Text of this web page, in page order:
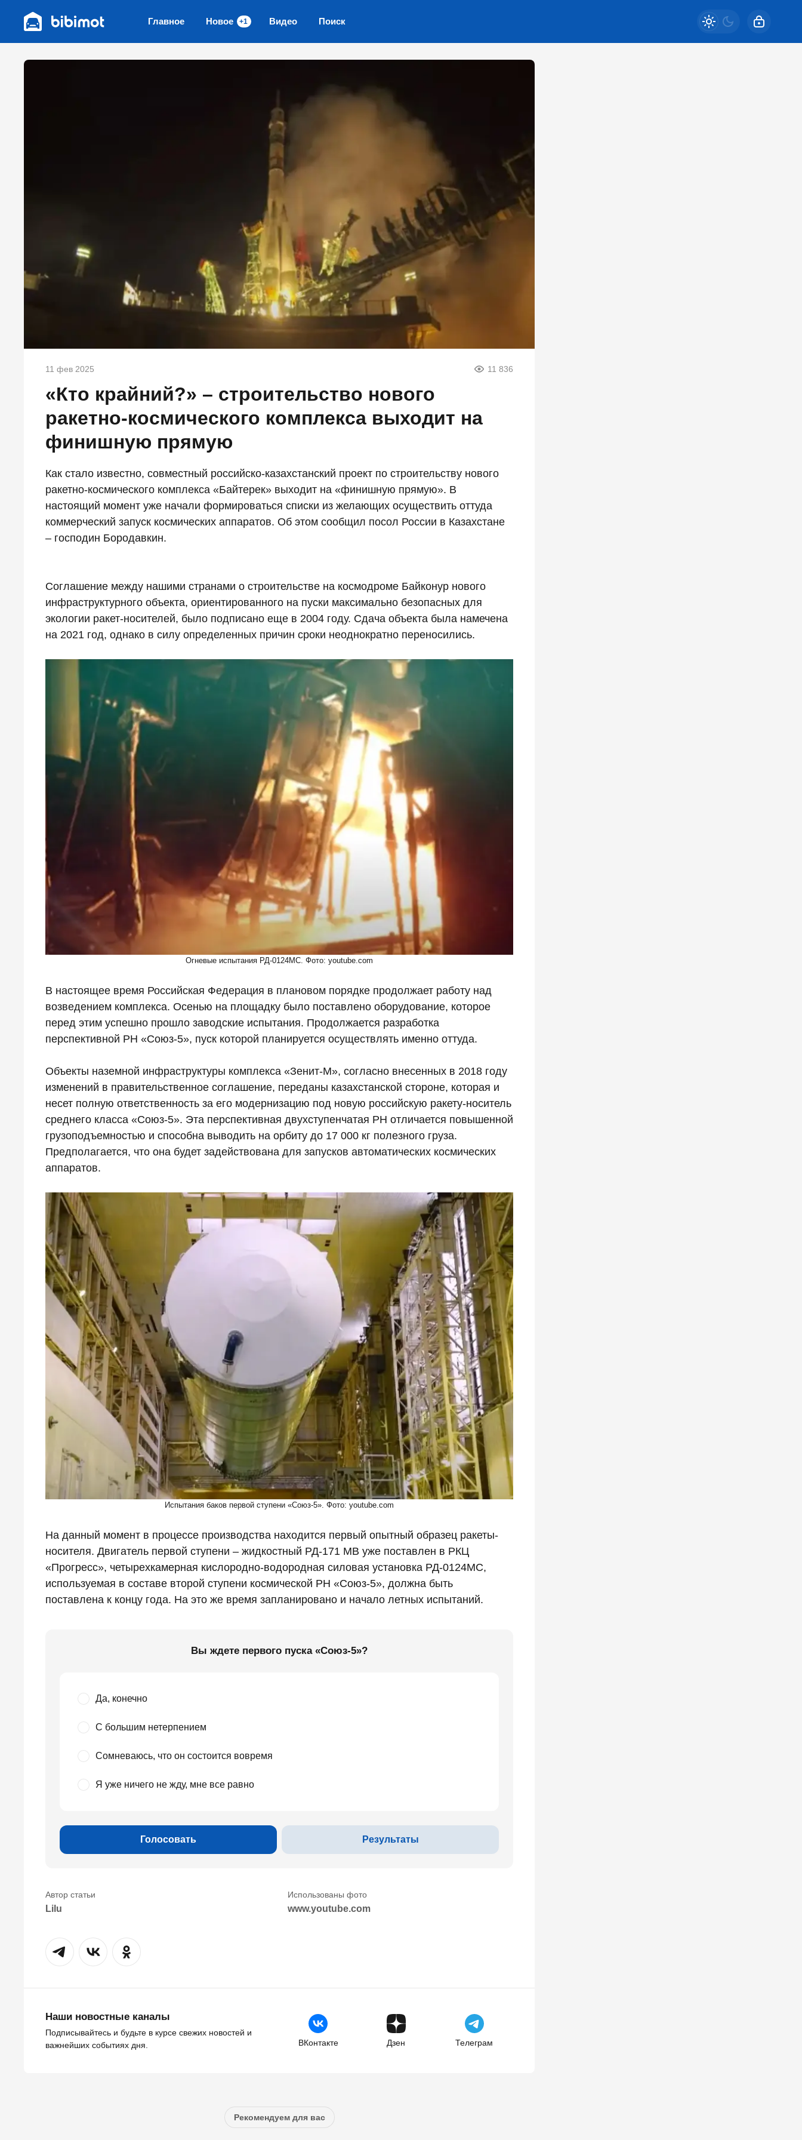
Главное Новое +1 Видео Поиск
11 фев 2025 11 836
«Кто крайний?» – строительство нового
ракетно-космического комплекса выходит на
финишную прямую
Как стало известно, совместный российско-казахстанский проект по строительству нового
ракетно-космического комплекса «Байтерек» выходит на «финишную прямую». В
настоящий момент уже начали формироваться списки из желающих осуществить оттуда
коммерческий запуск космических аппаратов. Об этом сообщил посол России в Казахстане
– господин Бородавкин.
Соглашение между нашими странами о строительстве на космодроме Байконур нового
инфраструктурного объекта, ориентированного на пуски максимально безопасных для
экологии ракет-носителей, было подписано еще в 2004 году. Сдача объекта была намечена
на 2021 год, однако в силу определенных причин сроки неоднократно переносились.
Огневые испытания РД-0124МС. Фото: youtube.com
В настоящее время Российская Федерация в плановом порядке продолжает работу над
возведением комплекса. Осенью на площадку было поставлено оборудование, которое
перед этим успешно прошло заводские испытания. Продолжается разработка
перспективной РН «Союз-5», пуск которой планируется осуществлять именно оттуда.
Объекты наземной инфраструктуры комплекса «Зенит-М», согласно внесенных в 2018 году
изменений в правительственное соглашение, переданы казахстанской стороне, которая и
несет полную ответственность за его модернизацию под новую российскую ракету-носитель
среднего класса «Союз-5». Эта перспективная двухступенчатая РН отличается повышенной
грузоподъемностью и способна выводить на орбиту до 17 000 кг полезного груза.
Предполагается, что она будет задействована для запусков автоматических космических
аппаратов.
Испытания баков первой ступени «Союз-5». Фото: youtube.com
На данный момент в процессе производства находится первый опытный образец ракеты-
носителя. Двигатель первой ступени – жидкостный РД-171 МВ уже поставлен в РКЦ
«Прогресс», четырехкамерная кислородно-водородная силовая установка РД-0124МС,
используемая в составе второй ступени космической РН «Союз-5», должна быть
поставлена к концу года. На это же время запланировано и начало летных испытаний.
Вы ждете первого пуска «Союз-5»?
Да, конечно
С большим нетерпением
Сомневаюсь, что он состоится вовремя
Я уже ничего не жду, мне все равно
Голосовать Результаты
Lilu www.youtube.com
Наши новостные каналы
Подписывайтесь и будьте в курсе свежих новостей и
важнейших событиях дня.
ВКонтакте Дзен Телеграм
Рекомендуем для вас